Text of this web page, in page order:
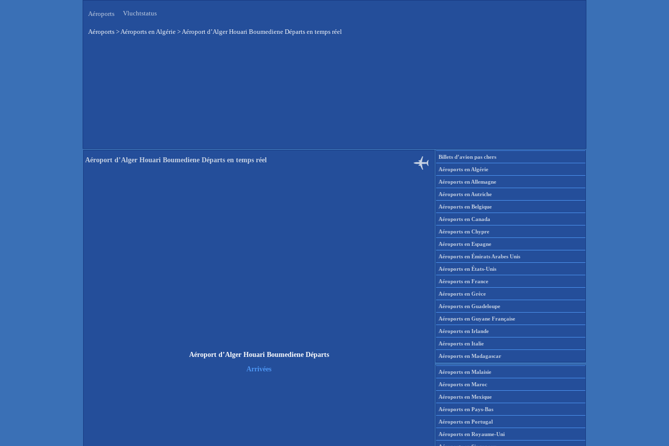
Aéroports Vluchtstatus
Aéroports >Aéroports en Algérie >Aéroport d’Alger Houari Boumediene Départs en temps réel
Aéroport d’Alger Houari Boumediene Départs en temps réel
Aéroport d’Alger Houari Boumediene Départs
Arrivées
Billets d’avion pas chers
Aéroports en Algérie
Aéroports en Allemagne
Aéroports en Autriche
Aéroports en Belgique
Aéroports en Canada
Aéroports en Chypre
Aéroports en Espagne
Aéroports en Émirats Arabes Unis
Aéroports en États-Unis
Aéroports en France
Aéroports en Grèce
Aéroports en Guadeloupe
Aéroports en Guyane Française
Aéroports en Irlande
Aéroports en Italie
Aéroports en Madagascar
Aéroports en Malaisie
Aéroports en Maroc
Aéroports en Mexique
Aéroports en Pays-Bas
Aéroports en Portugal
Aéroports en Royaume-Uni